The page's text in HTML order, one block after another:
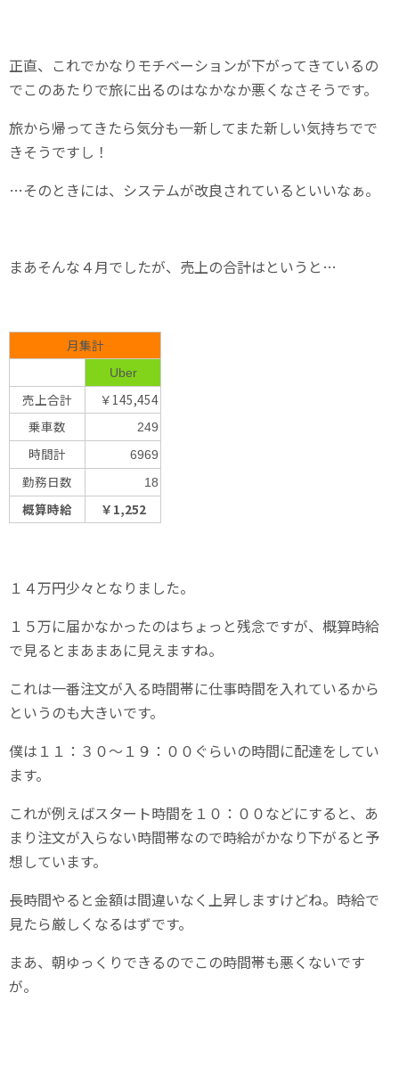
正直、これでかなりモチベーションが下がってきているの
でこのあたりで旅に出るのはなかなか悪くなさそうです。
旅から帰ってきたら気分も一新してまた新しい気持ちでで
きそうですし！
…そのときには、システムが改良されているといいなぁ。
まあそんな４月でしたが、売上の合計はというと…
月集計
Uber
売上合計
￥145,454
乗車数
249
時間計 6969
勤務日数 18
概算時給 ￥1,252
１４万円少々となりました。
１５万に届かなかったのはちょっと残念ですが、概算時給
で見るとまあまあに見えますね。
これは一番注文が入る時間帯に仕事時間を入れているから
というのも大きいです。
僕は１１：３０～１９：００ぐらいの時間に配達をしてい
ます。
これが例えばスタート時間を１０：００などにすると、あ
まり注文が入らない時間帯なので時給がかなり下がると予
想しています。
長時間やると金額は間違いなく上昇しますけどね。時給で
見たら厳しくなるはずです。
まあ、朝ゆっくりできるのでこの時間帯も悪くないです
が。